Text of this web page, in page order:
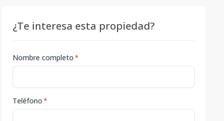
¿Te interesa esta propiedad?
Nombre completo*
Teléfono*